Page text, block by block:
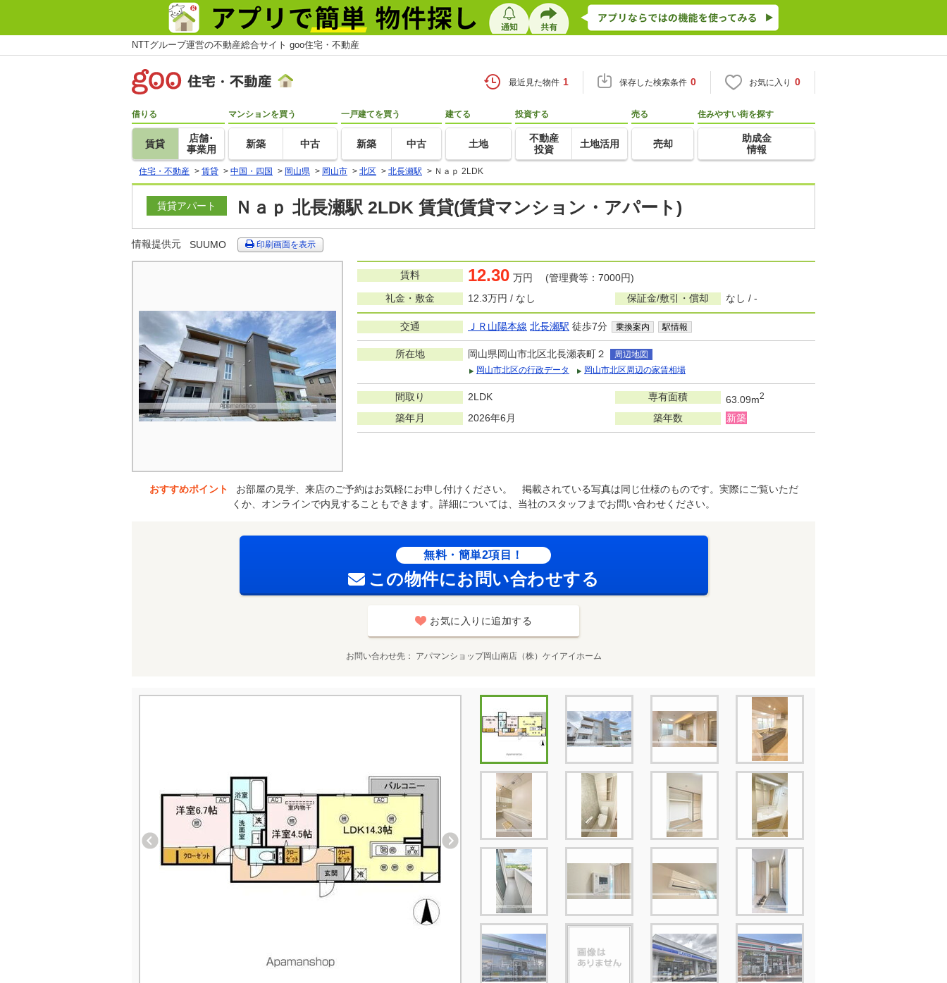
NTTグループ運営の不動産総合サイト goo住宅・不動産
最近見た物件 1 保存した検索条件 0 お気に入り 0
借りる
賃貸
店舗･
事業用
マンションを買う
新築 中古
一戸建てを買う
新築 中古
建てる
土地
投資する
不動産
投資
土地活用
売る
売却
住みやすい街を探す
助成金
情報
住宅・不動産 > 賃貸 > 中国・四国 > 岡山県 > 岡山市 > 北区 > 北長瀬駅 > Ｎａｐ 2LDK
賃貸アパート Ｎａｐ 北長瀬駅 2LDK 賃貸(賃貸マンション・アパート)
情報提供元 SUUMO 印刷画面を表示
賃料 12.30 万円 (管理費等：7000円)
礼金・敷金
12.3万円 / なし 保証金/敷引・償却 なし / -
交通 ＪＲ山陽本線 北長瀬駅 徒歩7分 乗換案内 駅情報
所在地 岡山県岡山市北区北長瀬表町２
周辺地図
岡山市北区の行政データ
岡山市北区周辺の家賃相場
間取り 2LDK 専有面積 63.09m2
築年月 2026年6月 築年数 新築
おすすめポイント
お部屋の見学、来店のご予約はお気軽にお申し付けください。 掲載されている写真は同じ仕様のものです。実際にご覧いただ
くか、オンラインで内見することもできます。詳細については、当社のスタッフまでお問い合わせください。
無料・簡単2項目！
この物件にお問い合わせする
お気に入りに追加する
お問い合わせ先 アパマンショップ岡山南店（株）ケイアイホーム